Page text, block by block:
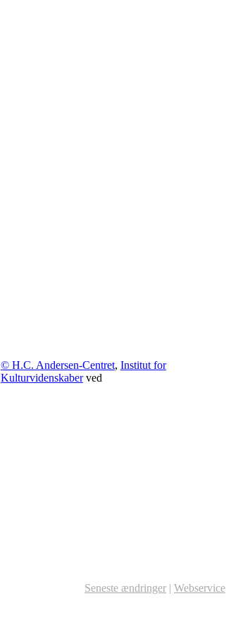
© H.C. Andersen-Centret, Institut for
Kulturvidenskaberved
Seneste ændringer | Webservice